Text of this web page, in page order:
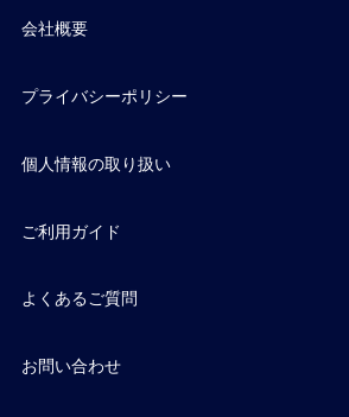
会社概要
プライバシーポリシー
個人情報の取り扱い
ご利用ガイド
よくあるご質問
お問い合わせ